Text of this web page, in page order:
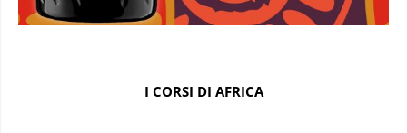
I CORSI DI AFRICA